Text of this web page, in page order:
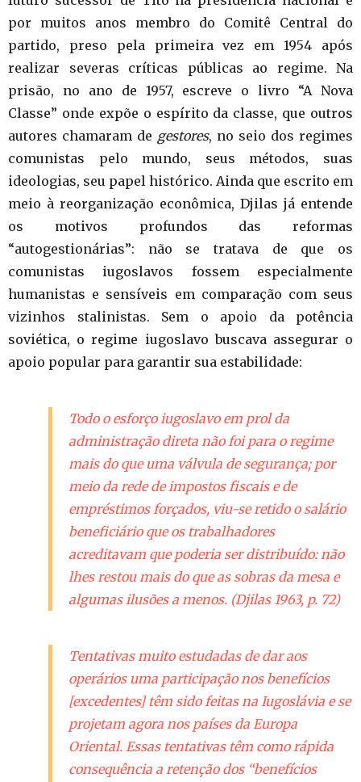
por muitos anos membro do Comitê Central do
partido, preso pela primeira vez em 1954 após
realizar severas críticas públicas ao regime. Na
prisão, no ano de 1957, escreve o livro “A Nova
Classe” onde expõe o espírito da classe, que outros
autores chamaram de gestores, no seio dos regimes
comunistas pelo mundo, seus métodos, suas
ideologias, seu papel histórico. Ainda que escrito em
meio à reorganização econômica, Djilas já entende
os motivos profundos das reformas
“autogestionárias”: não se tratava de que os
comunistas iugoslavos fossem especialmente
humanistas e sensíveis em comparação com seus
vizinhos stalinistas. Sem o apoio da potência
soviética, o regime iugoslavo buscava assegurar o
apoio popular para garantir sua estabilidade:
Todo o esforço iugoslavo em prol da
administração direta não foi para o regime
mais do que uma válvula de segurança; por
meio da rede de impostos fiscais e de
empréstimos forçados, viu-se retido o salário
beneficiário que os trabalhadores
acreditavam que poderia ser distribuído: não
lhes restou mais do que as sobras da mesa e
algumas ilusões a menos. (Djilas 1963, p. 72)
Tentativas muito estudadas de dar aos
operários uma participação nos benefícios
[excedentes] têm sido feitas na Iugoslávia e se
projetam agora nos países da Europa
Oriental. Essas tentativas têm como rápida
consequência a retenção dos “benefícios